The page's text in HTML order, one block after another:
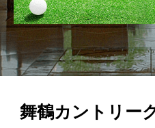
舞鶴カントリー